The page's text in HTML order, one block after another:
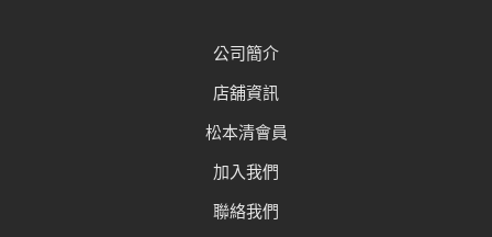
公司簡介
店舖資訊
松本清會員
加入我們
聯絡我們